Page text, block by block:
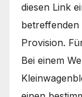
diesen Link
Provision.
Bei einem